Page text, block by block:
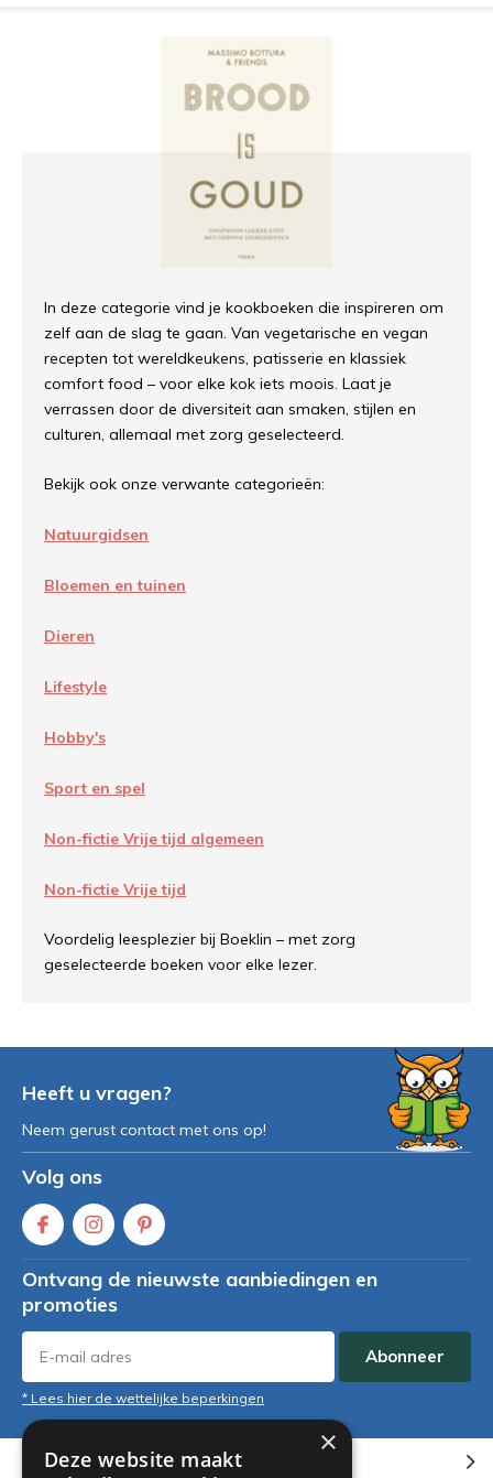
In deze categorie vind je kookboeken die inspireren om
zelf aan de slag te gaan. Van vegetarische en vegan
recepten tot wereldkeukens, patisserie en klassiek
comfort food – voor elke kok iets moois. Laat je
verrassen door de diversiteit aan smaken, stijlen en
culturen, allemaal met zorg geselecteerd.
Bekijk ook onze verwante categorieën:
Natuurgidsen
Bloemen en tuinen
Dieren
Lifestyle
Hobby's
Sport en spel
Non-fictie Vrije tijd algemeen
Non-fictie Vrije tijd
Voordelig leesplezier bij Boeklin – met zorg
geselecteerde boeken voor elke lezer.
Heeft u vragen?
Neem gerust contact met ons op!
Volg ons
Ontvang de nieuwste aanbiedingen en
promoties
Abonneer
* Lees hier de wettelijke beperkingen
Klantenservice
×
Deze website maakt